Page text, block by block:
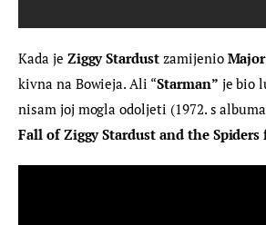
Kada je Ziggy Stardust zamijenio
kivna na Bowieja. Ali “Starman” je bio
nisam joj mogla odoljeti (1972. s albuma
Fall of Ziggy Stardust and the Spiders